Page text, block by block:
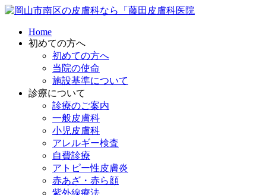
Home
初めての方へ
初めての方へ
当院の使命
施設基準について
診療について
診療のご案内
一般皮膚科
小児皮膚科
アレルギー検査
自費診療
アトピー性皮膚炎
赤あざ・赤ら顔
紫外線療法